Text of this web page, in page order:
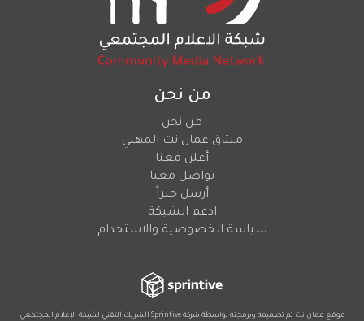
من نحن
من نحن
ميثاق عمان نت المهني
أعلن معنا
تواصل معنا
أرسل خبراً
ادعم الشبكة
سياسة الخصوصية والاستخدام
موقع عمان نت تم تصميمه وبرمجته بواسطة شركةSprintive الشريك التقني لشبكة الإعلام المجتمعي